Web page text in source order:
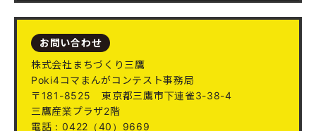
お問い合わせ
株式会社まちづくり三鷹
Poki4コマまんがコンテスト事務局
〒181-8525
東京都三鷹市下連雀3-38-4
三鷹産業プラザ2階
電話：0422（40）9669